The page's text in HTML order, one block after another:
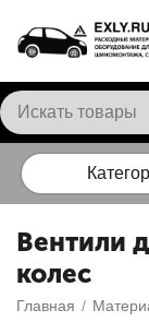
Вентили
колес
Главная /